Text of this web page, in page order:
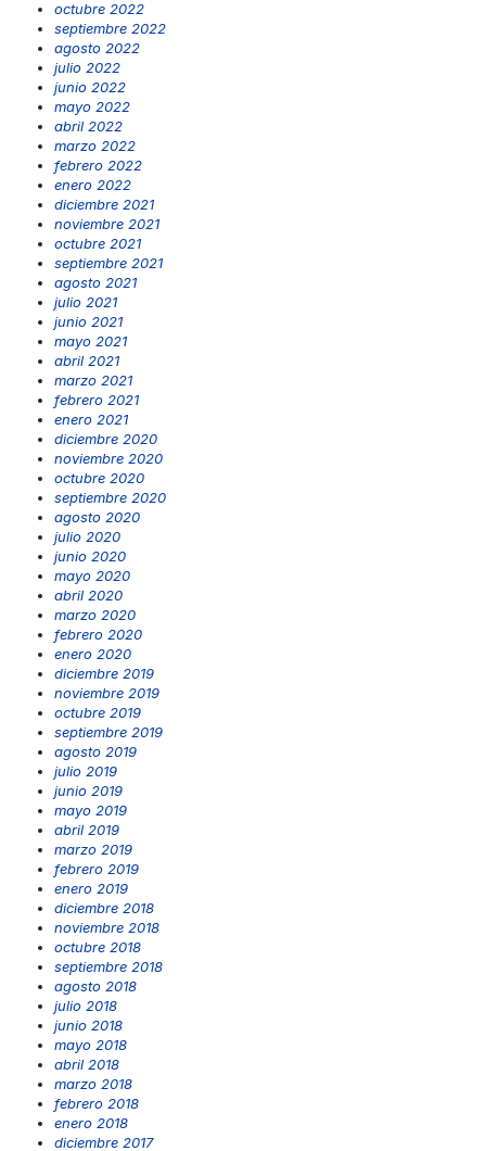
octubre 2022
septiembre 2022
agosto 2022
julio 2022
junio 2022
mayo 2022
abril 2022
marzo 2022
febrero 2022
enero 2022
diciembre 2021
noviembre 2021
octubre 2021
septiembre 2021
agosto 2021
julio 2021
junio 2021
mayo 2021
abril 2021
marzo 2021
febrero 2021
enero 2021
diciembre 2020
noviembre 2020
octubre 2020
septiembre 2020
agosto 2020
julio 2020
junio 2020
mayo 2020
abril 2020
marzo 2020
febrero 2020
enero 2020
diciembre 2019
noviembre 2019
octubre 2019
septiembre 2019
agosto 2019
julio 2019
junio 2019
mayo 2019
abril 2019
marzo 2019
febrero 2019
enero 2019
diciembre 2018
noviembre 2018
octubre 2018
septiembre 2018
agosto 2018
julio 2018
junio 2018
mayo 2018
abril 2018
marzo 2018
febrero 2018
enero 2018
diciembre 2017